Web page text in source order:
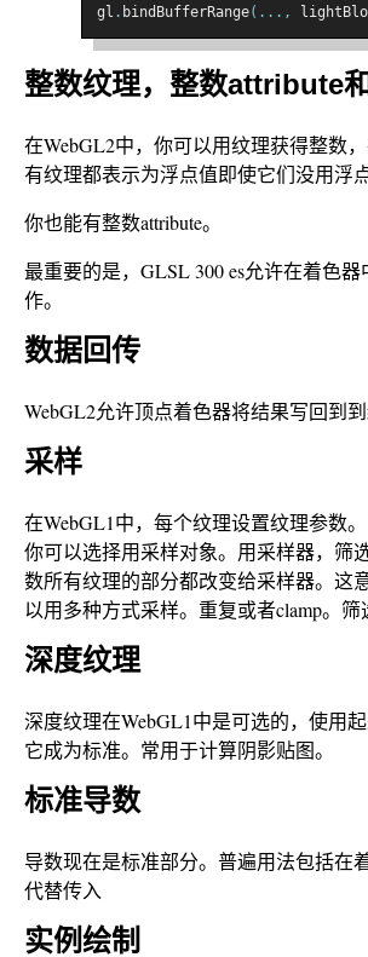
gl . bindBufferRange(...,
整数纹理，整数attribute
在WebGL2中，你可以用纹理获得整数
有纹理都表示为浮点值即使它们没用浮
你也能有整数attribute。
最重要的是，GLSL 300 es允许在着色
作。
数据回传
WebGL2允许顶点着色器将结果写回到到
采样
在WebGL1中，每个纹理设置纹理参数。
你可以选择用采样对象。用采样器，筛
数所有纹理的部分都改变给采样器。这
以用多种方式采样。重复或者clamp。筛
深度纹理
深度纹理在WebGL1中是可选的，使用
它成为标准。常用于计算阴影贴图。
标准导数
导数现在是标准部分。普遍用法包括在
代替传入
实例绘制